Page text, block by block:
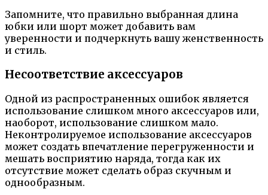
Запомните, что правильно выбранная длина
юбки или шорт может добавить вам
уверенности и подчеркнуть вашу женственность
и стиль.
Несоответствие аксессуаров
Одной из распространенных ошибок является
использование слишком много аксессуаров или,
наоборот, использование слишком мало.
Неконтролируемое использование аксессуаров
может создать впечатление перегруженности и
мешать восприятию наряда, тогда как их
отсутствие может сделать образ скучным и
однообразным.